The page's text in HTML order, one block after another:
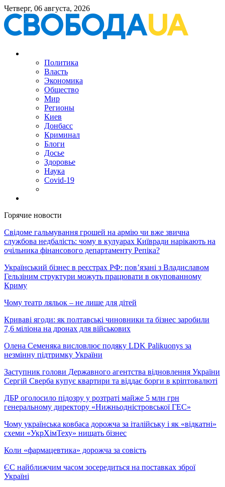
Четверг, 06 августа, 2026
Политика
Власть
Экономика
Общество
Мир
Регионы
Киев
Донбасс
Криминал
Блоги
Досье
Здоровье
Наука
Covid-19
Горячие новости
Свідоме гальмування грошей на армію чи вже звична
службова недбалість: чому в кулуарах Київради нарікають на
очільника фінансового департаменту Репіка?
Український бізнес в реєстрах РФ: пов’язані з Владиславом
Гельзіним структури можуть працювати в окупованному
Криму
Чому театр ляльок – не лише для дітей
Криваві ягоди: як полтавські чиновники та бізнес заробили
7,6 міліона на дронах для військових
Олена Семеняка висловлює подяку LDK Palikuonys за
незмінну підтримку України
Заступник голови Державного агентства відновлення України
Сергій Сверба купує квартири та віддає борги в кріптовалюті
ДБР оголосило підозру у розтраті майже 5 млн грн
генеральному директору «Нижньодністровської ГЕС»
Чому українська ковбаса дорожча за італійську і як «відкатні»
схеми «УкрХімТеху» нищать бізнес
Коли «фармацевтика» дорожча за совість
ЄС найближчим часом зосередиться на поставках зброї
Україні